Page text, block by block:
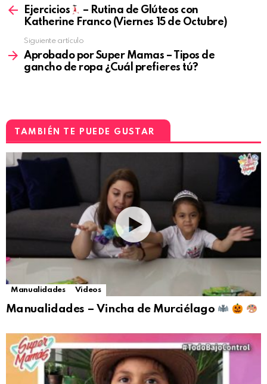
Ejercicios
– Rutina de Glúteos con
Katherine Franco (Viernes 15 de Octubre)
Siguiente artículo
Aprobado por Super Mamas – Tipos de
gancho de ropa ¿Cuál prefieres tú?
TAMBIÉN TE PUEDE GUSTAR
Manualidades Videos
Manualidades – Vincha de Murciélago